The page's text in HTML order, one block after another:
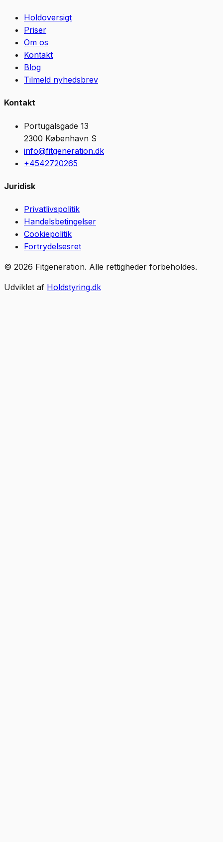
Holdoversigt
Priser
Om os
Kontakt
Blog
Tilmeld nyhedsbrev
Kontakt
Portugalsgade 13
2300 København S
info@fitgeneration.dk
+4542720265
Juridisk
Privatlivspolitik
Handelsbetingelser
Cookiepolitik
Fortrydelsesret
© 2026 Fitgeneration. Alle rettigheder forbeholdes.
Udviklet af Holdstyring.dk